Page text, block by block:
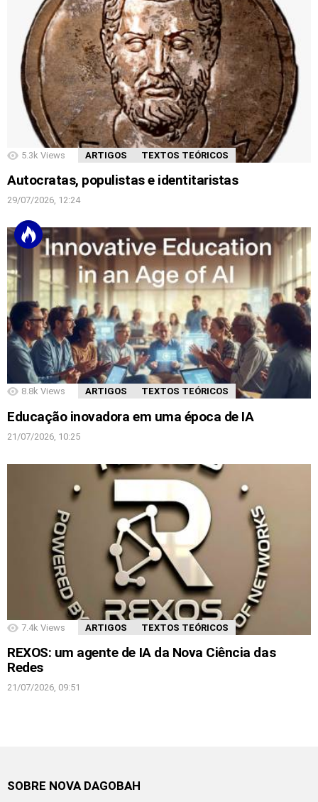
5.3k Views ARTIGOS TEXTOS TEÓRICOS
Autocratas, populistas e identitaristas
29/07/2026, 12:24
8.8k Views ARTIGOS TEXTOS TEÓRICOS
Educação inovadora em uma época de IA
21/07/2026, 10:25
7.4k Views ARTIGOS TEXTOS TEÓRICOS
REXOS: um agente de IA da Nova Ciência das
Redes
21/07/2026, 09:51
SOBRE NOVA DAGOBAH